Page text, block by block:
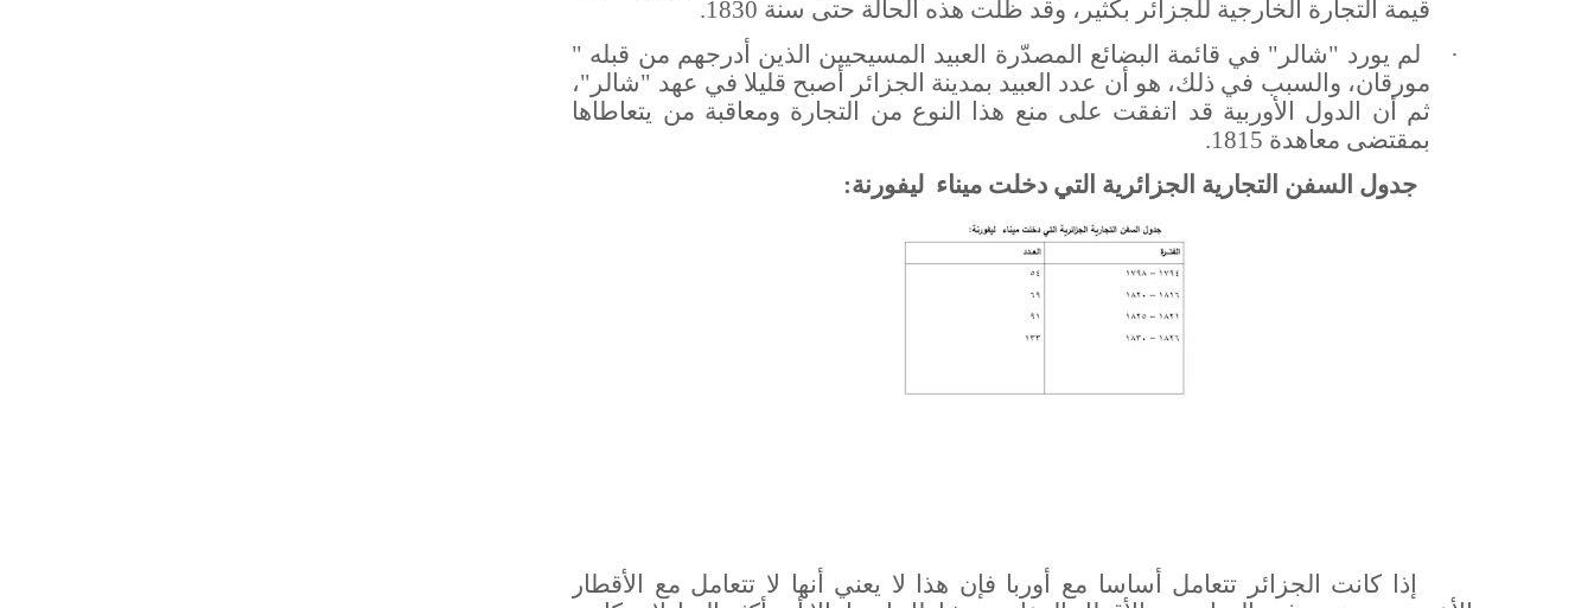
قيمة التجارة الخارجية للجزائر بكثير، وقد ظلّت هذه الحالة حتى سنة 1830.
·
لم يورد "شالر" في قائمة البضائع المصدّرة العبيد المسيحيين الذين أدرجهم من قبله "
مورقان، والسبب في ذلك، هو أن عدد العبيد بمدينة الجزائر أصبح قليلا في عهد "شالر"،
ثم أن الدول الأوربية قد اتفقت على منع هذا النوع من التجارة ومعاقبة من يتعاطاها
بمقتضى معاهدة 1815.
جدول السفن التجارية الجزائرية التي دخلت ميناء ليفورنة:
إذا كانت الجزائر تتعامل أساسا مع أوربا فإن هذا لا يعني أنها لا تتعامل مع الأقطار